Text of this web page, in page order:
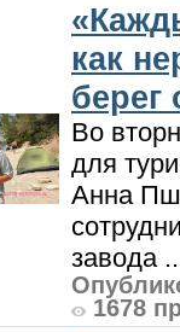
как
берег
Во
для
Анна
завода
1678